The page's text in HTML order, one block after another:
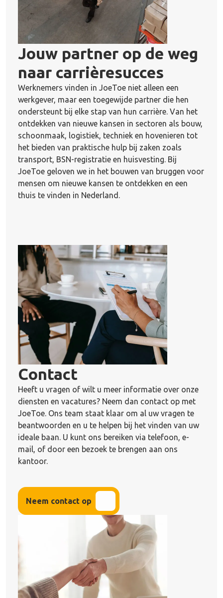
Jouw partner op de weg
naar carrièresucces
Werknemers vinden in JoeToe niet alleen een
werkgever, maar een toegewijde partner die hen
ondersteunt bij elke stap van hun carrière. Van het
ontdekken van nieuwe kansen in sectoren als bouw,
schoonmaak, logistiek, techniek en hovenieren tot
het bieden van praktische hulp bij zaken zoals
transport, BSN-registratie en huisvesting. Bij
JoeToe geloven we in het bouwen van bruggen voor
mensen om nieuwe kansen te ontdekken en een
thuis te vinden in Nederland.
Contact
Heeft u vragen of wilt u meer informatie over onze
diensten en vacatures? Neem dan contact op met
JoeToe. Ons team staat klaar om al uw vragen te
beantwoorden en u te helpen bij het vinden van uw
ideale baan. U kunt ons bereiken via telefoon, e-
mail, of door een bezoek te brengen aan ons
kantoor.
Neem contact op